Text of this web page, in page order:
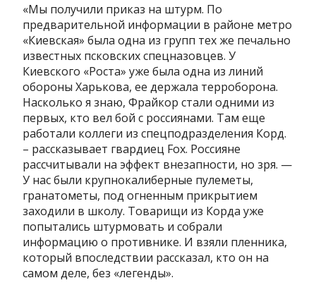
«Мы получили приказ на штурм. По
предварительной информации в районе метро
«Киевская» была одна из групп тех же печально
известных псковских спецназовцев. У
Киевского «Роста» уже была одна из линий
обороны Харькова, ее держала терроборона.
Насколько я знаю, Фрайкор стали одними из
первых, кто вел бой с россиянами. Там еще
работали коллеги из спецподразделения Корд.
– рассказывает гвардиец Fox. Россияне
рассчитывали на эффект внезапности, но зря. —
У нас были крупнокалиберные пулеметы,
гранатометы, под огненным прикрытием
заходили в школу. Товарищи из Корда уже
попытались штурмовать и собрали
информацию о противнике. И взяли пленника,
который впоследствии рассказал, кто он на
самом деле, без «легенды».